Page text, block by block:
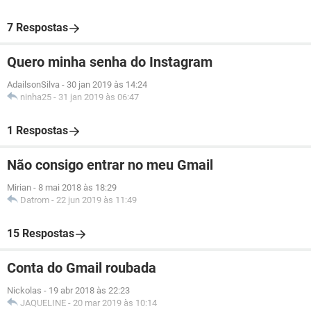
7 Respostas
Quero minha senha do Instagram
AdailsonSilva - 30 jan 2019 às 14:24
ninha25 - 31 jan 2019 às 06:47
1 Respostas
Não consigo entrar no meu Gmail
Mirian - 8 mai 2018 às 18:29
Datrom - 22 jun 2019 às 11:49
15 Respostas
Conta do Gmail roubada
Nickolas - 19 abr 2018 às 22:23
JAQUELINE - 20 mar 2019 às 10:14